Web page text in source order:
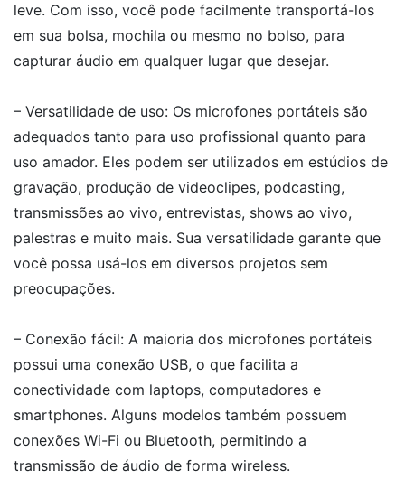
leve. Com isso, você pode facilmente transportá-los
em sua bolsa, mochila ou mesmo no bolso, para
capturar áudio em qualquer lugar que desejar.
– Versatilidade de uso: Os microfones portáteis são
adequados tanto para uso profissional quanto para
uso amador. Eles podem ser utilizados em estúdios de
gravação, produção de videoclipes, podcasting,
transmissões ao vivo, entrevistas, shows ao vivo,
palestras e muito mais. Sua versatilidade garante que
você possa usá-los em diversos projetos sem
preocupações.
– Conexão fácil: A maioria dos microfones portáteis
possui uma conexão USB, o que facilita a
conectividade com laptops, computadores e
smartphones. Alguns modelos também possuem
conexões Wi-Fi ou Bluetooth, permitindo a
transmissão de áudio de forma wireless.